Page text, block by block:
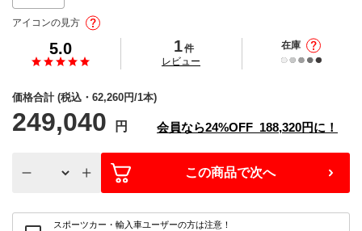
5.0 1件
の
レビュー
在庫
アイコンの見方
価格合計 (税込・ 62,260円/1本)
249,040 円 会員なら24%OFF 188,320円に！
この商品で次へ
スポーツカー・輸入車ユーザーの方は注意！